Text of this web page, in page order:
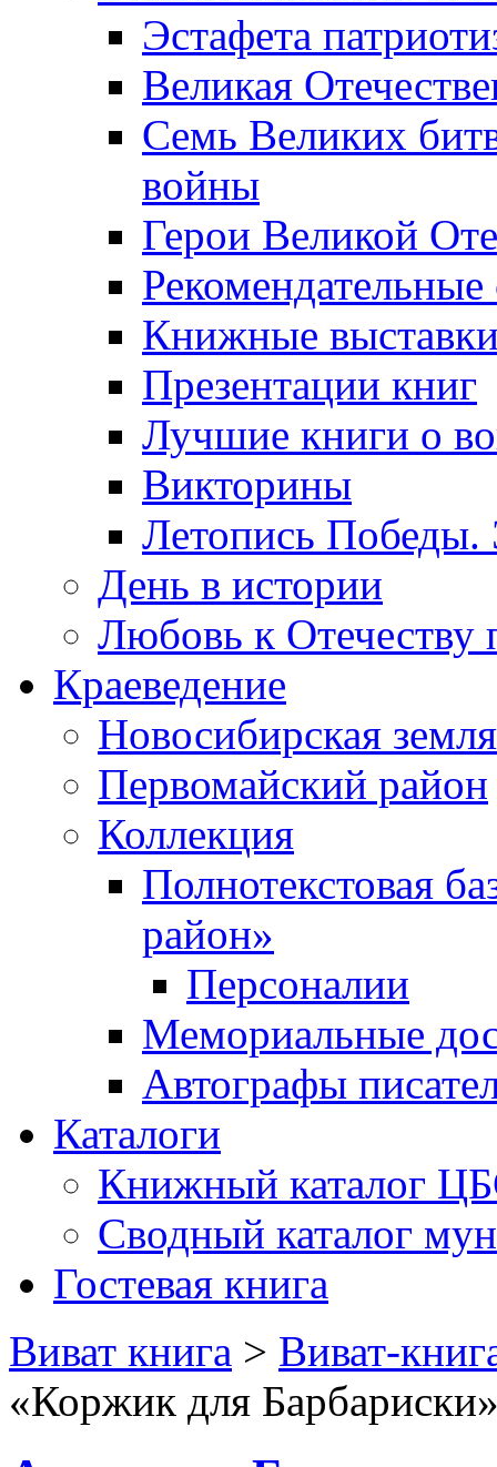
Эcтафета
Великая
Семь Великих
войны
Герои Великой
Рекомендательные
Книжные
Презентации книг
Лучшие книги о
Викторины
Летопись Победы.
День в истории
Любовь к Отечеству
Краеведение
Новосибирская земля
Первомайский район
Коллекция
Полнотекстовая
район»
Персоналии
Мемориальные
Автографы
Каталоги
Книжный каталог
Сводный каталог
Гостевая книга
Виват книга > Виват-
«Коржик для